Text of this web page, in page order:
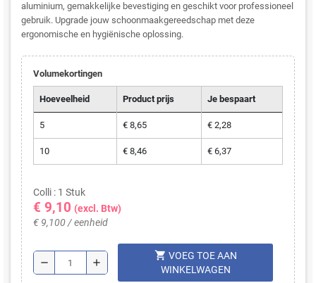
aluminium, gemakkelijke bevestiging en geschikt voor professioneel
gebruik. Upgrade jouw schoonmaakgereedschap met deze
ergonomische en hygiënische oplossing.
Volumekortingen
Hoeveelheid Product prijs Je bespaart
5 € 8,65 € 2,28
10 € 8,46 € 6,37
Colli : 1 Stuk
€ 9,10 (excl. Btw)
€ 9,100 / eenheid
remove add
shopping_cart VOEG TOE AAN
WINKELWAGEN